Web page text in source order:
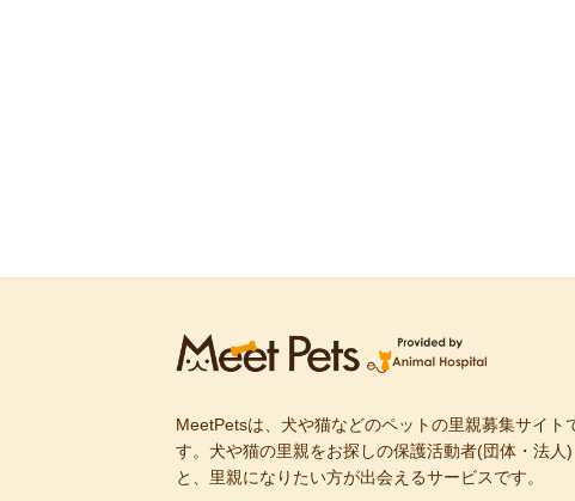
MeetPetsは、犬や猫などのペットの里親募集サイト
す。犬や猫の里親をお探しの保護活動者(団体・法人)
と、里親になりたい方が出会えるサービスです。